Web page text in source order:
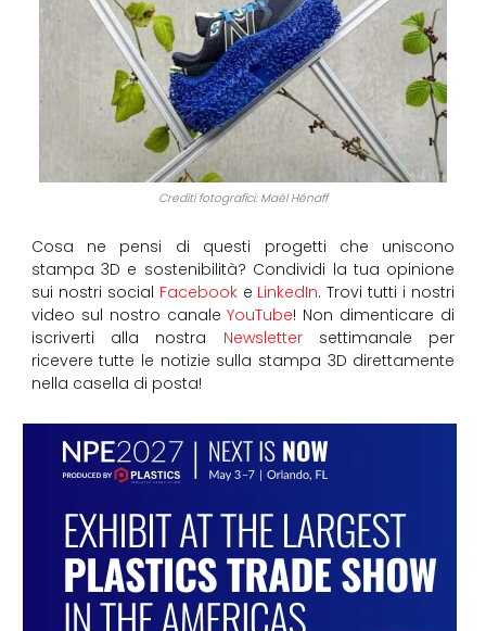
Crediti fotografici: Maël Hénaff
Cosa ne pensi di questi progetti che uniscono
stampa 3D e sostenibilità? Condividi la tua opinione
sui nostri social Facebooke LinkedIn. Trovi tutti i nostri
video sul nostro canaleYouTube! Non dimenticare di
iscriverti alla nostra Newslettersettimanale per
ricevere tutte le notizie sulla stampa 3D direttamente
nella casella di posta!